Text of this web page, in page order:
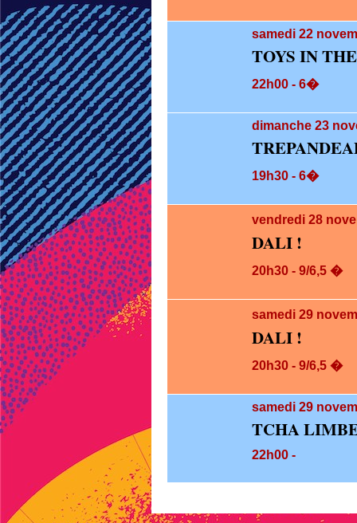
samedi 22
TOYS IN
22h00 - 6�
dimanche 23
19h30 - 6�
vendredi 28
DALI !
20h30 - 9/6,5 �
samedi 29
DALI !
20h30 - 9/6,5 �
samedi 29
TCHA
22h00 -